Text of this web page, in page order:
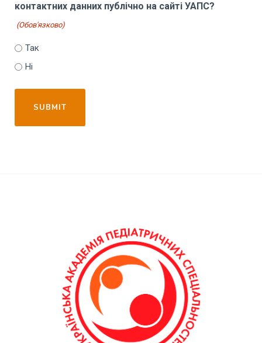
контактних данних публічно на сайті УАПС?
(Обов'язково)
Так
Ні